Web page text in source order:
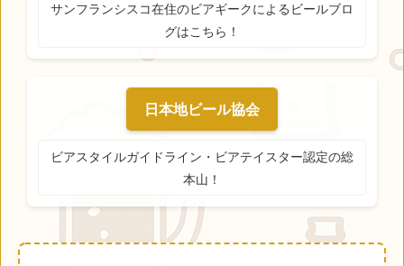
サンフランシスコ在住のビアギークによるビールブロ
グはこちら！
日本地ビール協会
ビアスタイルガイドライン・ビアテイスター認定の総
本山！